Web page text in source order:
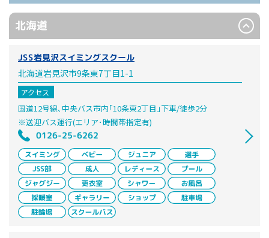
北海道
JSS岩見沢スイミングスクール
北海道岩見沢市9条東7丁目1-1
アクセス
国道12号線､中央バス市内｢10条東2丁目｣下車/徒歩2分
※送迎バス運行(エリア･時間帯指定有)
0126-25-6262